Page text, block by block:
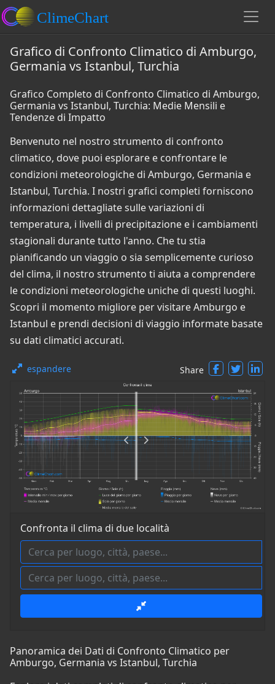
Grafico di Confronto Climatico di Amburgo,
Germania vs Istanbul, Turchia
Grafico Completo di Confronto Climatico di Amburgo,
Germania vs Istanbul, Turchia: Medie Mensili e
Tendenze di Impatto
Benvenuto nel nostro strumento di confronto
climatico, dove puoi esplorare e confrontare le
condizioni meteorologiche di Amburgo, Germania e
Istanbul, Turchia. I nostri grafici completi forniscono
informazioni dettagliate sulle variazioni di
temperatura, i livelli di precipitazione e i cambiamenti
stagionali durante tutto l'anno. Che tu stia
pianificando un viaggio o sia semplicemente curioso
del clima, il nostro strumento ti aiuta a comprendere
le condizioni meteorologiche uniche di questi luoghi.
Scopri il momento migliore per visitare Amburgo e
Istanbul e prendi decisioni di viaggio informate basate
su dati climatici accurati.
espandere Share
Confronta il clima di due località
Panoramica dei Dati di Confronto Climatico per
Amburgo, Germania vs Istanbul, Turchia